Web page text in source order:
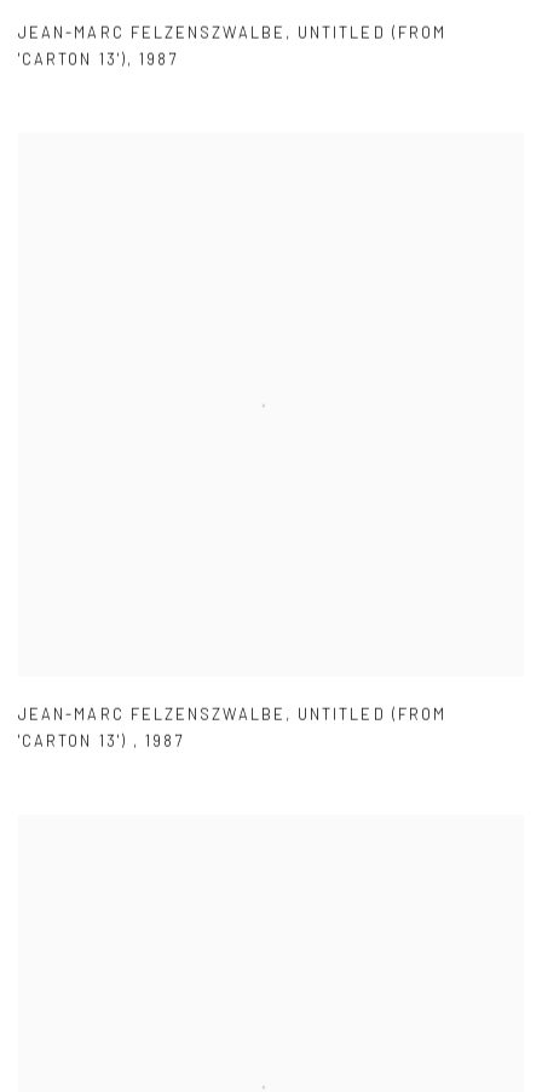
JEAN-MARC FELZENSZWALBE , UNTITLED (FROM
'CARTON 13'),1987
JEAN-MARC FELZENSZWALBE , UNTITLED (FROM
'CARTON 13') ,1987